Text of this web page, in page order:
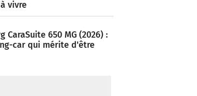
vivre
CaraSuite 650 MG (2026) :
car qui mérite d'être